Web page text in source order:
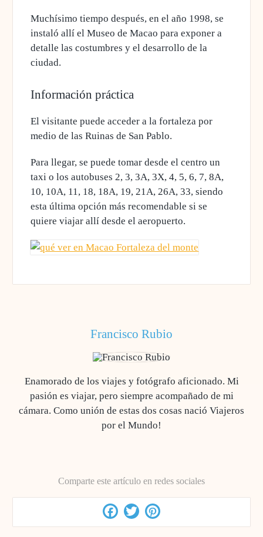
Muchísimo tiempo después,en el año 1998, se
instaló allí el Museo de Macao para exponer a
detalle las costumbres y el desarrollo de la
ciudad.
Información práctica
El visitante puede acceder a la fortaleza por
medio de las Ruinas de San Pablo.
Para llegar, se puede tomar desde el centro un
taxi o los autobuses 2, 3, 3A, 3X, 4, 5, 6, 7, 8A,
10, 10A, 11, 18, 18A, 19, 21A, 26A, 33, siendo
esta última opción más recomendable si se
quiere viajar allí desde el aeropuerto.
Francisco Rubio
Enamorado de los viajes y fotógrafo aficionado. Mi
pasión es viajar, pero siempre acompañado de mi
cámara. Como unión de estas dos cosas nació Viajeros
por el Mundo!
Comparte este artículo en redes sociales
Facebook
Twitter